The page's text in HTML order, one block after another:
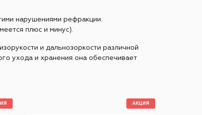
нарушениями рефракции.
плюс и минус).
и дальнозоркости различной
ухода и хранения она обеспечивает
АКЦИЯ